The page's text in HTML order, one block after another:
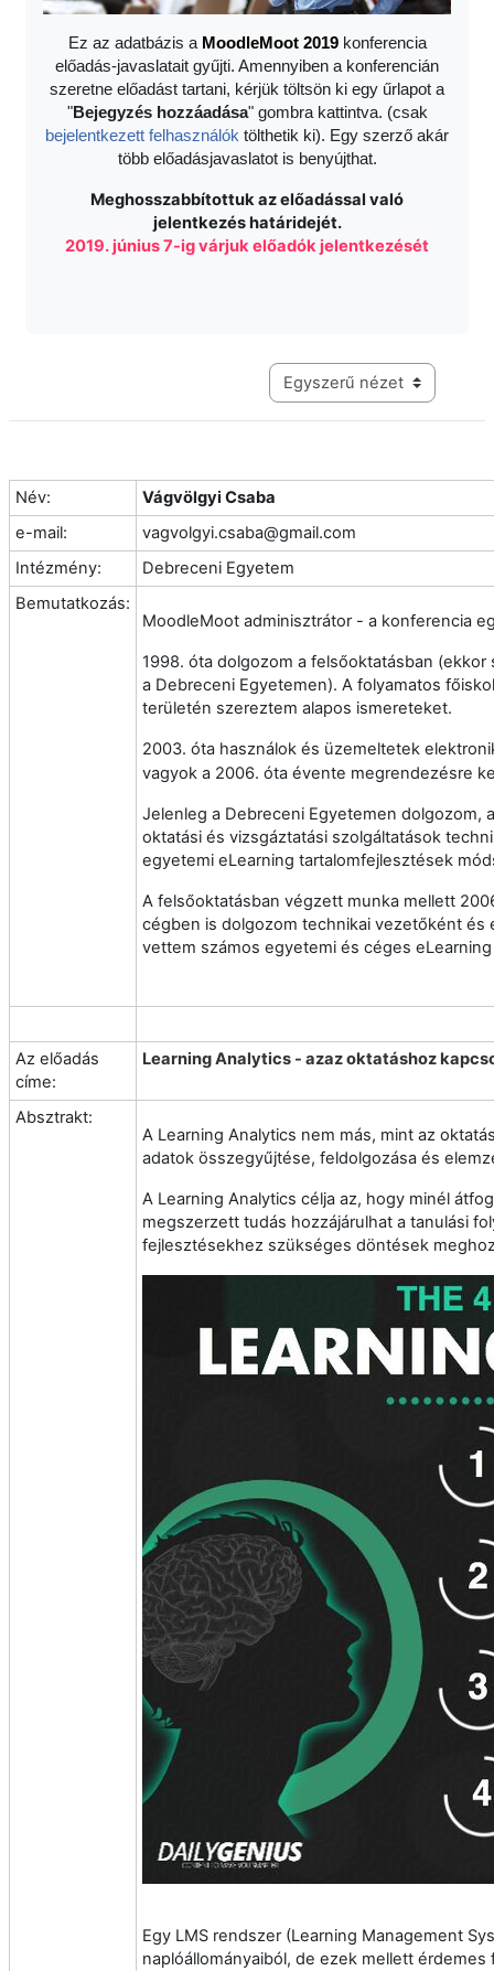
Ez az adatbázis a MoodleMoot 2019konferencia
előadás-javaslatait gyűjti. Amennyiben a konferencián
szeretne előadást tartani, kérjük töltsön ki egy űrlapot a
"Bejegyzés hozzáadása" gombra kattintva. (csak
bejelentkezett felhasználók tölthetik ki). Egy szerző akár
több előadásjavaslatot is benyújthat.
Meghosszabbítottuk az előadással való
jelentkezés határidejét.
2019. június 7-ig várjuk előadók jelentkezését
Harmadik szintű navigáció
Név:
Vágvölgyi Csaba
e-mail:
vagvolgyi.csaba@gmail.com
Intézmény:
Debreceni Egyetem
Bemutatkozás:
MoodleMoot adminisztrátor - a konferencia
1998. óta dolgozom a felsőoktatásban
a Debreceni Egyetemen). A folyamatos
területén szereztem alapos ismereteket.
2003. óta használok és üzemeltetek
vagyok a 2006. óta évente megrendezésre
Jelenleg a Debreceni Egyetemen dolgozom,
oktatási és vizsgáztatási szolgáltatások
egyetemi eLearning tartalomfejlesztések
A felsőoktatásban végzett munka mellett
cégben is dolgozom technikai vezetőként és
vettem számos egyetemi és céges
Az előadás
címe:
Learning Analytics - azaz oktatáshoz
Absztrakt:
A Learning Analytics nem más, mint az
adatok összegyűjtése, feldolgozása és
A Learning Analytics célja az, hogy minél
megszerzett tudás hozzájárulhat a tanulási
fejlesztésekhez szükséges döntések
Egy LMS rendszer (Learning Management
naplóállományaiból, de ezek mellett